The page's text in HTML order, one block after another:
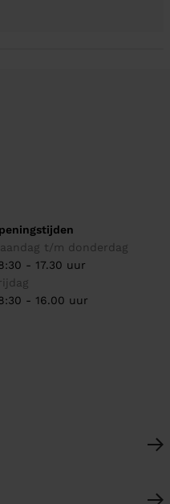
t/m donderdag
- 17.30 uur
- 16.00 uur